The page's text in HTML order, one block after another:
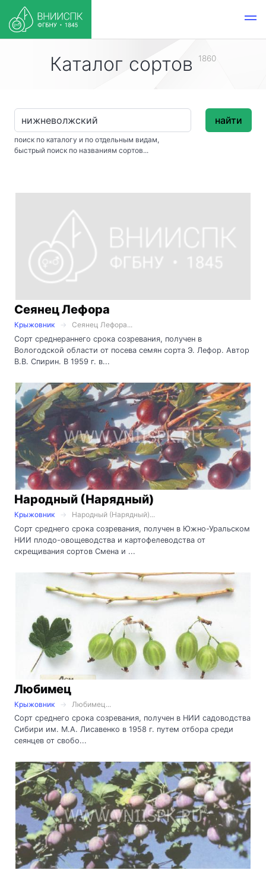
Каталог сортов 1860
поиск по каталогу и по отдельным видам,
быстрый поиск по названиям сортов...
найти
Сеянец Лефора
Крыжовник
Сеянец Лефора...
Сорт среднераннего срока созревания, получен в
Вологодской области от посева семян сорта Э. Лефор. Автор
В.В. Спирин. В 1959 г. в...
Народный (Нарядный)
Крыжовник
Народный (Нарядный)...
Сорт среднего срока созревания, получен в Южно-Уральском
НИИ плодо-овощеводства и картофелеводства от
скрещивания сортов Смена и ...
Любимец
Крыжовник
Любимец...
Сорт среднего срока созревания, получен в НИИ садоводства
Сибири им. М.А. Лисавенко в 1958 г. путем отбора среди
сеянцев от свобо...